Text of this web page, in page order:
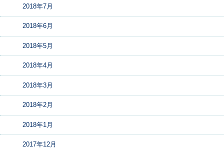
2018年7月
2018年6月
2018年5月
2018年4月
2018年3月
2018年2月
2018年1月
2017年12月